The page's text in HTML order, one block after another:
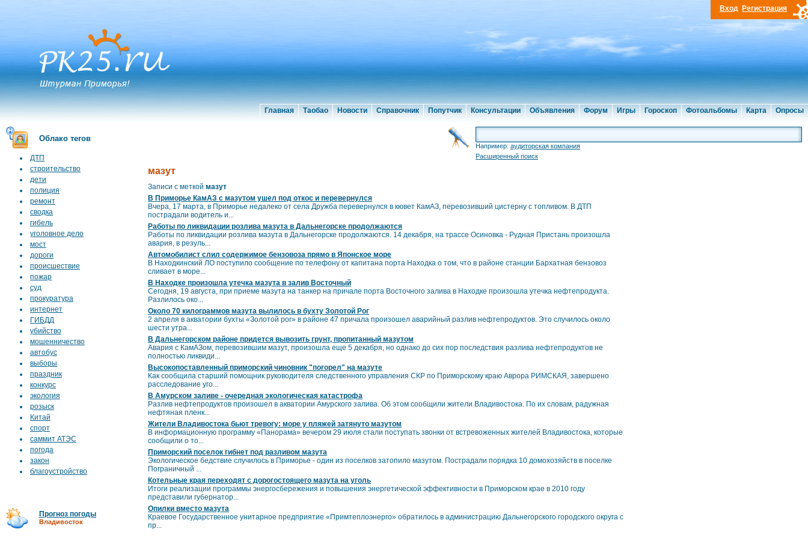
Главная Таобао Новости Справочник Попутчик Консультации Объявления Форум Игры Гороскоп Фотоальбомы Карта Опросы
Вход Регистрация
Облако тегов
ДТП
строительство
дети
полиция
ремонт
сводка
гибель
уголовное дело
мост
дороги
происшествие
пожар
суд
прокуратура
интернет
ГИБДД
убийство
мошенничество
автобус
выборы
праздник
конкурс
экология
розыск
Китай
спорт
саммит АТЭС
погода
закон
благоустройство
Прогноз погоды
Владивосток
Например: аудиторская компания
Расширенный поиск
мазут
Записи с меткой мазут
В Приморье КамАЗ с мазутом ушел под откос и перевернулся
Вчера, 17 марта, в Приморье недалеко от села Дружба перевернулся в кювет КамАЗ, перевозивший цистерну с топливом. В ДТП
пострадали водитель и...
Работы по ликвидации розлива мазута в Дальнегорске продолжаются
Работы по ликвидации розлива мазута в Дальнегорске продолжаются. 14 декабря, на трассе Осиновка - Рудная Пристань произошла
авария, в резуль...
Автомобилист слил содержимое бензовоза прямо в Японское море
В Находкинский ЛО поступило сообщение по телефону от капитана порта Находка о том, что в районе станции Бархатная бензовоз
сливает в море...
В Находке произошла утечка мазута в залив Восточный
Сегодня, 19 августа, при приеме мазута на танкер на причале порта Восточного залива в Находке произошла утечка нефтепродукта.
Разлилось око...
Около 70 килограммов мазута вылилось в бухту Золотой Рог
2 апреля в акватории бухты «Золотой рог» в районе 47 причала произошел аварийный разлив нефтепродуктов. Это случилось около
шести утра...
В Дальнегорском районе придется вывозить грунт, пропитанный мазутом
Авария с КамАЗом, перевозившим мазут, произошла еще 5 декабря, но однако до сих пор последствия разлива нефтепродуктов не
полностью ликвиди...
Высокопоставленный приморский чиновник "погорел" на мазуте
Как сообщила старший помощник руководителя следственного управления СКР по Приморскому краю Аврора РИМСКАЯ, завершено
расследование уго...
В Амурском заливе - очередная экологическая катастрофа
Разлив нефтепродуктов произошел в акватории Амурского залива. Об этом сообщили жители Владивостока. По их словам, радужная
нефтяная пленк...
Жители Владивостока бьют тревогу: море у пляжей затянуто мазутом
В информационную программу «Панорама» вечером 29 июля стали поступать звонки от встревоженных жителей Владивостока, которые
сообщили о то...
Приморский поселок гибнет под разливом мазута
Экологическое бедствие случилось в Приморье - один из поселков затопило мазутом. Пострадали порядка 10 домохозяйств в поселке
Пограничный ...
Котельные края переходят с дорогостоящего мазута на уголь
Итоги реализации программы энергосбережения и повышения энергетической эффективности в Приморском крае в 2010 году
представили губернатор...
Опилки вместо мазута
Краевое Государственное унитарное предприятие «Примтеплоэнерго» обратилось в администрацию Дальнегорского городского округа с
пр...